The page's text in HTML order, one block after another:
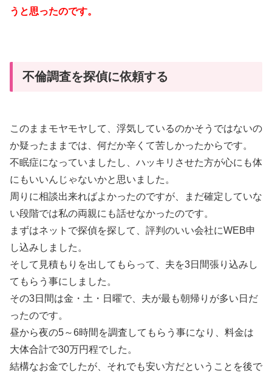
うと思ったのです。
不倫調査を探偵に依頼する
このままモヤモヤして、浮気しているのかそうではないの
か疑ったままでは、何だか辛くて苦しかったからです。
不眠症になっていましたし、ハッキリさせた方が心にも体
にもいいんじゃないかと思いました。
周りに相談出来ればよかったのですが、まだ確定していな
い段階では私の両親にも話せなかったのです。
まずはネットで探偵を探して、評判のいい会社にWEB申
し込みしました。
そして見積もりを出してもらって、夫を3日間張り込みし
てもらう事にしました。
その3日間は金・土・日曜で、夫が最も朝帰りが多い日だ
ったのです。
昼から夜の5～6時間を調査してもらう事になり、料金は
大体合計で30万円程でした。
結構なお金でしたが、それでも安い方だということを後で